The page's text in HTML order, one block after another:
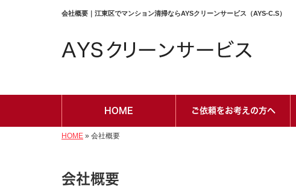
会社概要｜江東区でマンション清掃ならAYSクリーンサービス（AYS-C.S）
HOME ご依頼をお考えの方へ
HOME » 会社概要
会社概要